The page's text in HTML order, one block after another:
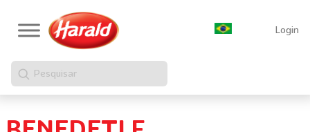
Login
Pesquisar